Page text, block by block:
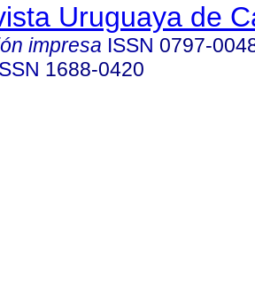
Uruguaya de
impresa ISSN 0797-
1688-0420